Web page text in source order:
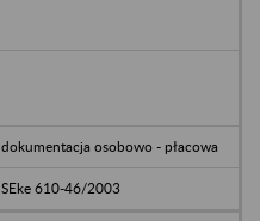
dokumentacja osobowo - płacowa
SEke 610-46/2003